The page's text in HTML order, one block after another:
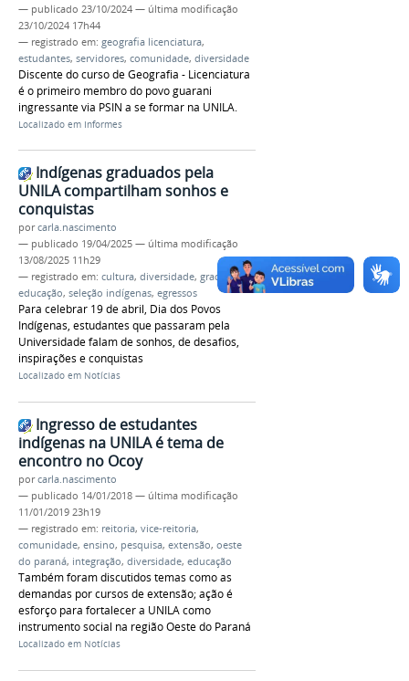
— publicado 23/10/2024 — última modificação
23/10/2024 17h44
— registrado em: geografia licenciatura,
estudantes, servidores, comunidade, diversidade
Discente do curso de Geografia - Licenciatura
é o primeiro membro do povo guarani
ingressante via PSIN a se formar na UNILA.
Localizado em Informes
Indígenas graduados pela
UNILA compartilham sonhos e
conquistas
porcarla.nascimento
— publicado 19/04/2025 — última modificação
13/08/2025 11h29
— registrado em: cultura, diversidade, graduação,
educação, seleção indígenas, egressos
Para celebrar 19 de abril, Dia dos Povos
Indígenas, estudantes que passaram pela
Universidade falam de sonhos, de desafios,
inspirações e conquistas
Localizado em Notícias
Ingresso de estudantes
indígenas na UNILA é tema de
encontro no Ocoy
porcarla.nascimento
— publicado 14/01/2018 — última modificação
11/01/2019 23h19
— registrado em: reitoria, vice-reitoria,
comunidade, ensino, pesquisa, extensão, oeste
do paraná, integração, diversidade, educação
Também foram discutidos temas como as
demandas por cursos de extensão; ação é
esforço para fortalecer a UNILA como
instrumento social na região Oeste do Paraná
Localizado em Notícias